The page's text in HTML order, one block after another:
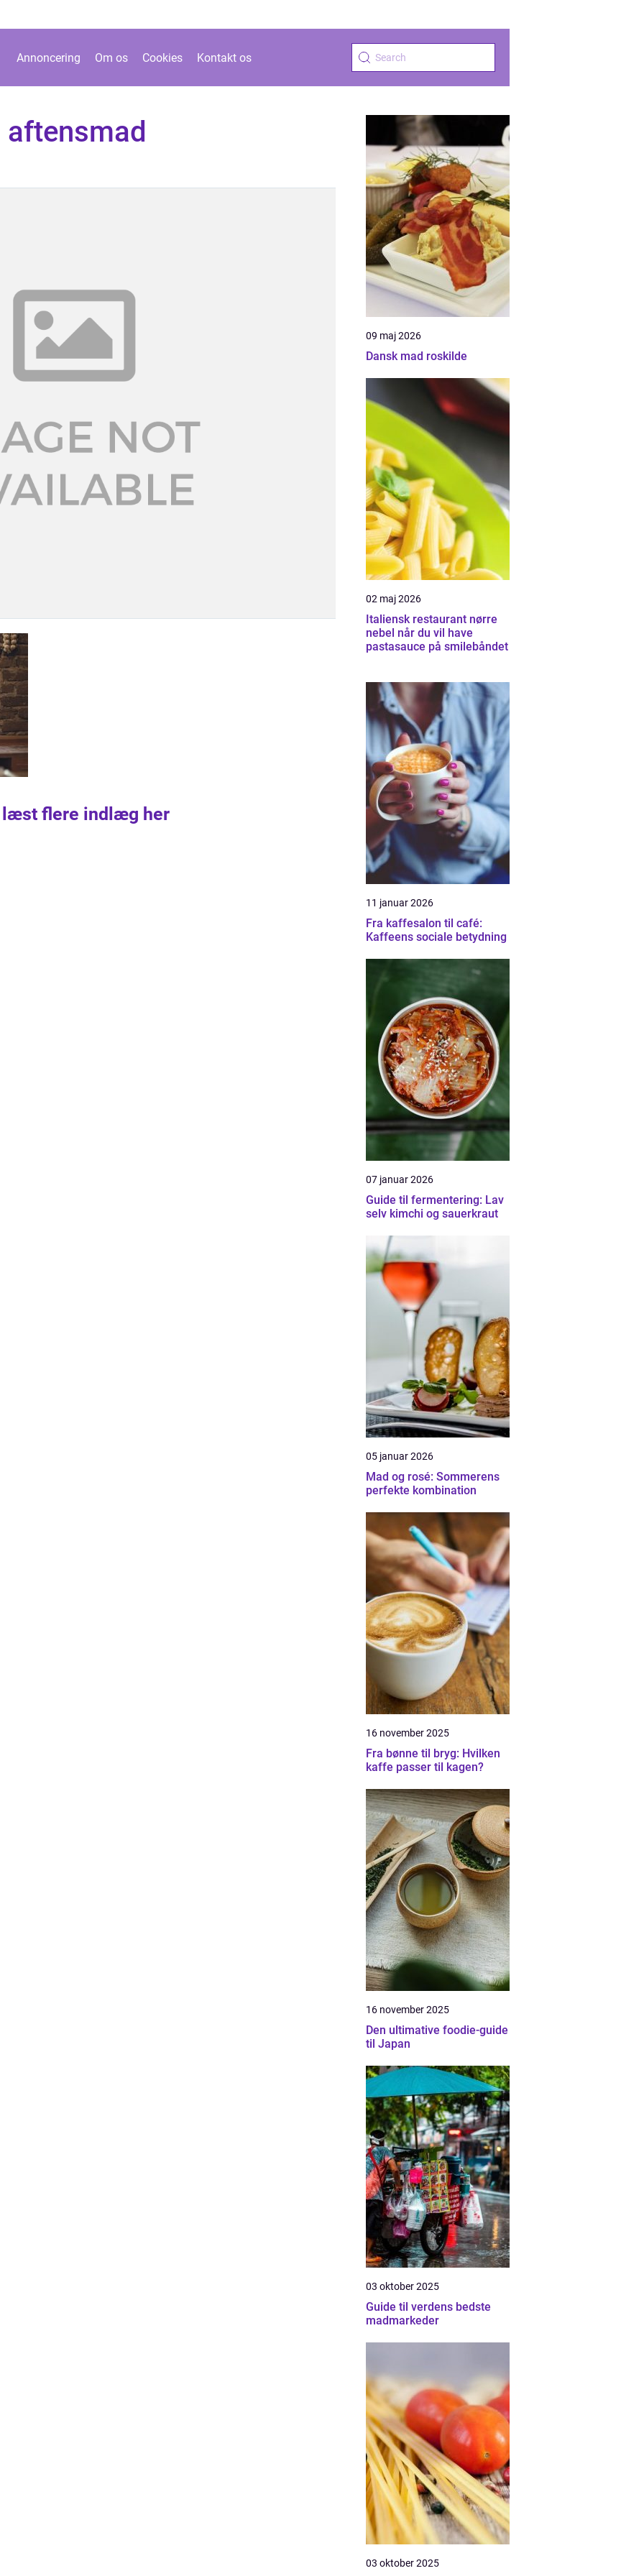
Annoncering Om os Cookies Kontakt os
læst flere indlæg her
09 maj 2026
Dansk mad roskilde
02 maj 2026
Italiensk restaurant nørre
nebel når du vil have
pastasauce på smilebåndet
11 januar 2026
Fra kaffesalon til café:
Kaffeens sociale betydning
07 januar 2026
Guide til fermentering: Lav
selv kimchi og sauerkraut
05 januar 2026
Mad og rosé: Sommerens
perfekte kombination
16 november 2025
Fra bønne til bryg: Hvilken
kaffe passer til kagen?
16 november 2025
Den ultimative foodie-guide
til Japan
03 oktober 2025
Guide til verdens bedste
madmarkeder
03 oktober 2025